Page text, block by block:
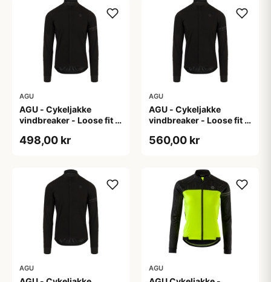
AGU
AGU - Cykeljakke
vindbreaker - Loose fit -
498,00 kr
AGU
AGU - Cykeljakke
vindbreaker - Loose fit -
560,00 kr
AGU AGU